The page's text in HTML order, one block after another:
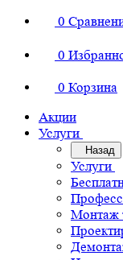
0
0
0 Корзина
Акции
Услуги
Назад
Услуги
Монтаж